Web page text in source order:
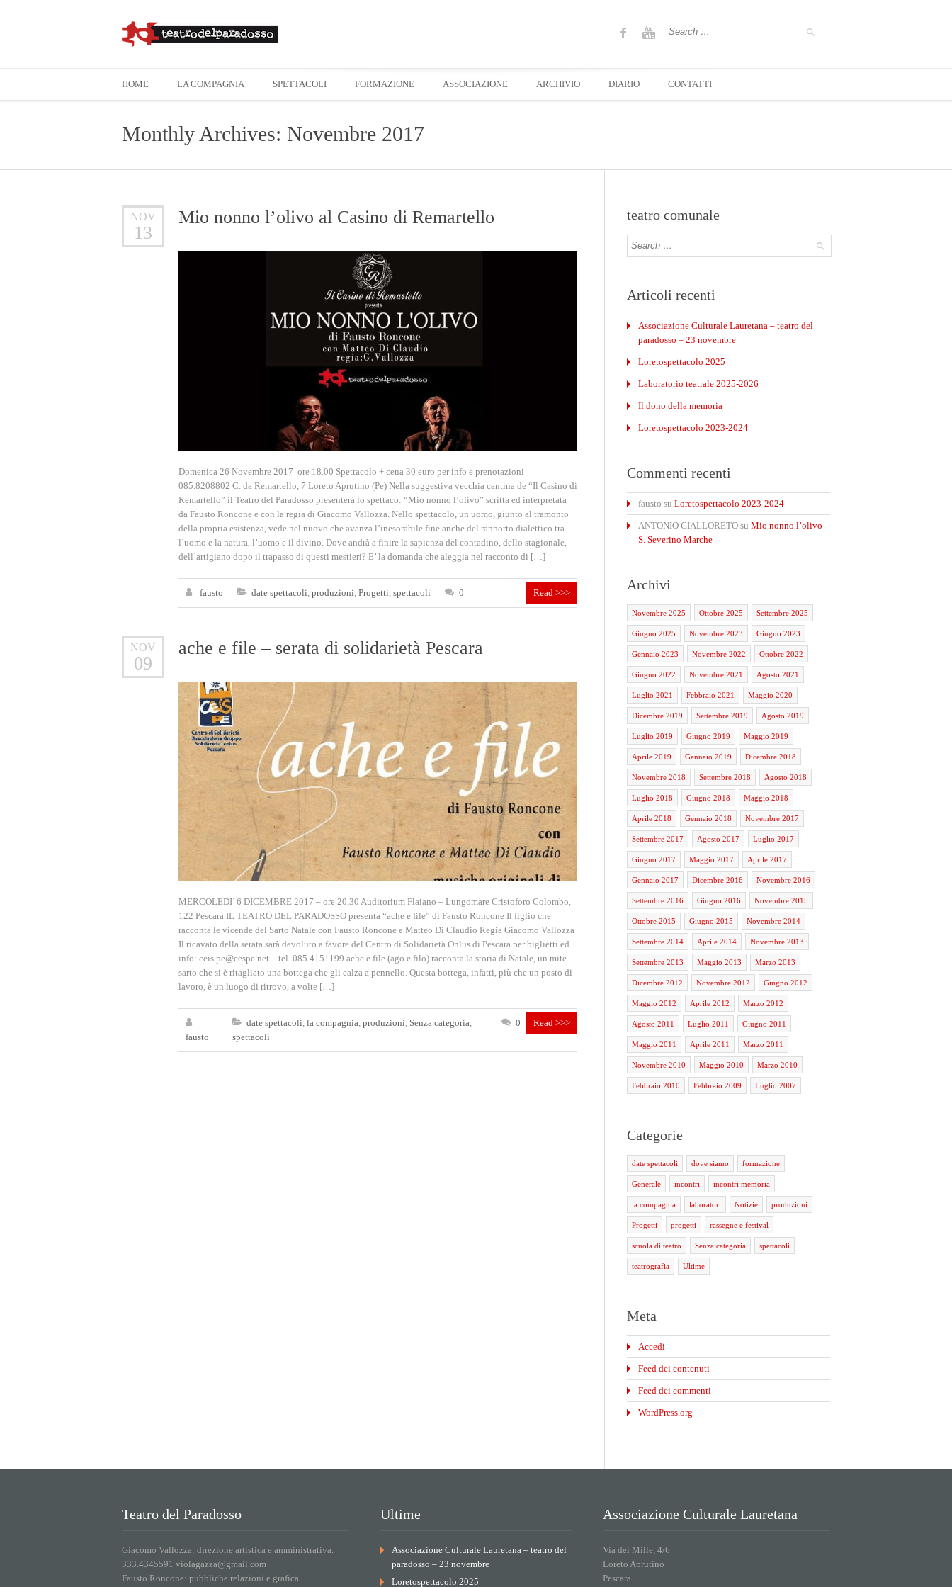
HOME LA COMPAGNIA SPETTACOLI FORMAZIONE ASSOCIAZIONE ARCHIVIO DIARIO CONTATTI
Monthly Archives: Novembre 2017
NOV
13
Mio nonno l’olivo al Casino di Remartello
Domenica 26 Novembre 2017 ore 18.00 Spettacolo + cena 30 euro per info e prenotazioni
085.8208802 C. da Remartello, 7 Loreto Aprutino (Pe) Nella suggestiva vecchia cantina de “Il Casino di
Remartello” il Teatro del Paradosso presenterà lo spettaco: “Mio nonno l’olivo” scritta ed interpretata
da Fausto Roncone e con la regia di Giacomo Vallozza. Nello spettacolo, un uomo, giunto al tramonto
della propria esistenza, vede nel nuovo che avanza l’inesorabile fine anche del rapporto dialettico tra
l’uomo e la natura, l’uomo e il divino. Dove andrà a finire la sapienza del contadino, dello stagionale,
dell’artigiano dopo il trapasso di questi mestieri? E’ la domanda che aleggia nel racconto di […]
fausto date spettacoli produzioni Progetti spettacoli 0 Read >>>
NOV
09
ache e file – serata di solidarietà Pescara
MERCOLEDI’ 6 DICEMBRE 2017 – ore 20,30 Auditorium Flaiano – Lungomare Cristoforo Colombo,
122 Pescara IL TEATRO DEL PARADOSSO presenta “ache e file” di Fausto Roncone Il figlio che
racconta le vicende del Sarto Natale con Fausto Roncone e Matteo Di Claudio Regia Giacomo Vallozza
Il ricavato della serata sarà devoluto a favore del Centro di Solidarietà Onlus di Pescara per biglietti ed
info: ceis.pe@cespe.net – tel. 085 4151199 ache e file (ago e filo) racconta la storia di Natale, un mite
sarto che si è ritagliato una bottega che gli calza a pennello. Questa bottega, infatti, più che un posto di
lavoro, è un luogo di ritrovo, a volte […]
fausto
date spettacoli, la compagnia, produzioni, Senza categoria,
spettacoli
0 Read >>>
teatro comunale
Articoli recenti
Associazione Culturale Lauretana – teatro del
paradosso – 23 novembre
Loretospettacolo 2025
Laboratorio teatrale 2025-2026
Il dono della memoria
Loretospettacolo 2023-2024
Commenti recenti
fausto su Loretospettacolo 2023-2024
ANTONIO GIALLORETO su Mio nonno l’olivo
S. Severino Marche
Archivi
Novembre 2025 Ottobre 2025 Settembre 2025
Giugno 2025 Novembre 2023 Giugno 2023
Gennaio 2023 Novembre 2022 Ottobre 2022
Giugno 2022 Novembre 2021 Agosto 2021
Luglio 2021 Febbraio 2021 Maggio 2020
Dicembre 2019 Settembre 2019 Agosto 2019
Luglio 2019 Giugno 2019 Maggio 2019
Aprile 2019 Gennaio 2019 Dicembre 2018
Novembre 2018 Settembre 2018 Agosto 2018
Luglio 2018 Giugno 2018 Maggio 2018
Aprile 2018 Gennaio 2018 Novembre 2017
Settembre 2017 Agosto 2017 Luglio 2017
Giugno 2017 Maggio 2017 Aprile 2017
Gennaio 2017 Dicembre 2016 Novembre 2016
Settembre 2016 Giugno 2016 Novembre 2015
Ottobre 2015 Giugno 2015 Novembre 2014
Settembre 2014 Aprile 2014 Novembre 2013
Settembre 2013 Maggio 2013 Marzo 2013
Dicembre 2012 Novembre 2012 Giugno 2012
Maggio 2012 Aprile 2012 Marzo 2012
Agosto 2011 Luglio 2011 Giugno 2011
Maggio 2011 Aprile 2011 Marzo 2011
Novembre 2010 Maggio 2010 Marzo 2010
Febbraio 2010 Febbraio 2009 Luglio 2007
Categorie
date spettacoli dove siamo formazione
Generale incontri incontri memoria
la compagnia laboratori Notizie produzioni
Progetti progetti rassegne e festival
scuola di teatro Senza categoria spettacoli
teatrografia Ultime
Meta
Accedi
Feed dei contenuti
Feed dei commenti
WordPress.org
Teatro del Paradosso
Giacomo Vallozza: direzione artistica e amministrativa.
333.4345591 violagazza@gmail.com
Fausto Roncone: pubbliche relazioni e grafica.
Ultime
Associazione Culturale Lauretana – teatro del
paradosso – 23 novembre
Loretospettacolo 2025
Associazione Culturale Lauretana
Via dei Mille, 4/6
Loreto Aprutino
Pescara